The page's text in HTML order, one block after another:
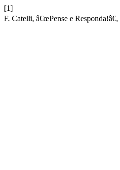
[1]
F. Catelli, â€œPense e Responda!â€,